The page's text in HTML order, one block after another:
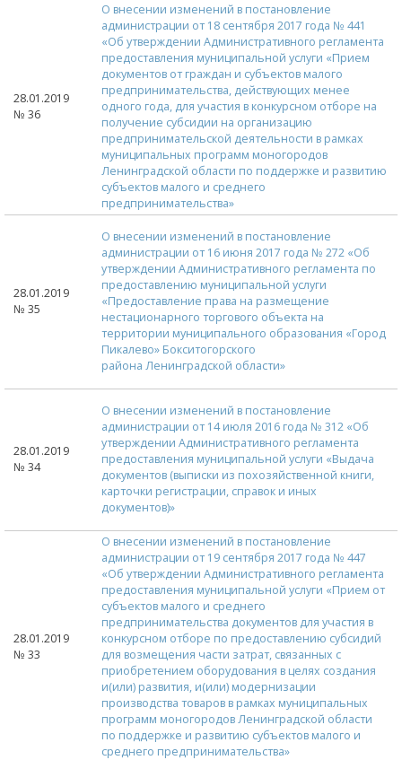
28.01.2019
№ 36
О внесении изменений в постановление
администрации от 18 сентября 2017 года № 441
«Об утверждении Административного регламента
предоставления муниципальной услуги «Прием
документов от граждан и субъектов малого
предпринимательства, действующих менее
одного года, для участия в конкурсном отборе на
получение субсидии на организацию
предпринимательской деятельности в рамках
муниципальных программ моногородов
Ленинградской области по поддержке и развитию
субъектов малого и среднего
предпринимательства»
28.01.2019
№ 35
О внесении изменений в постановление
администрации от 16 июня 2017 года № 272 «Об
утверждении Административного регламента по
предоставлению муниципальной услуги
«Предоставление права на размещение
нестационарного торгового объекта на
территории муниципального образования «Город
Пикалево» Бокситогорского
района Ленинградской области»
28.01.2019
№ 34
О внесении изменений в постановление
администрации от 14 июля 2016 года № 312 «Об
утверждении Административного регламента
предоставления муниципальной услуги «Выдача
документов (выписки из похозяйственной книги,
карточки регистрации, справок и иных
документов)»
28.01.2019
№ 33
О внесении изменений в постановление
администрации от 19 сентября 2017 года № 447
«Об утверждении Административного регламента
предоставления муниципальной услуги «Прием от
субъектов малого и среднего
предпринимательства документов для участия в
конкурсном отборе по предоставлению субсидий
для возмещения части затрат, связанных с
приобретением оборудования в целях создания
и(или) развития, и(или) модернизации
производства товаров в рамках муниципальных
программ моногородов Ленинградской области
по поддержке и развитию субъектов малого и
среднего предпринимательства»